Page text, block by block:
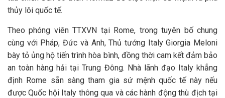
thủy lôi quốc tế.
Theo phóng viên TTXVN tại Rome, trong tuyên bố chung
cùng với Pháp, Đức và Anh, Thủ tướng Italy Giorgia Meloni
bày tỏ ủng hộ tiến trình hòa bình, đồng thời cam kết đảm bảo
an toàn hàng hải tại Trung Đông. Nhà lãnh đạo Italy khẳng
định Rome sẵn sàng tham gia sứ mệnh quốc tế này nếu
được Quốc hội Italy thông qua và các hành động thù địch tại